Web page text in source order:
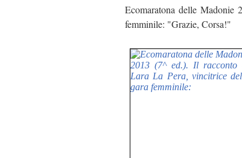
Ecomaratona delle
femminile: "Grazie, Corsa!"